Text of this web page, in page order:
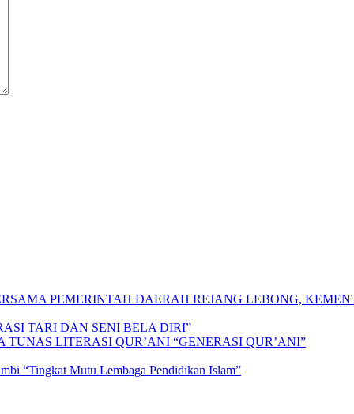
PEMERINTAH DAERAH REJANG LEBONG,
TARI DAN SENI BELA DIRI”
LITERASI QUR’ANI “GENERASI QUR’ANI”
“Tingkat Mutu Lembaga Pendidikan Islam”